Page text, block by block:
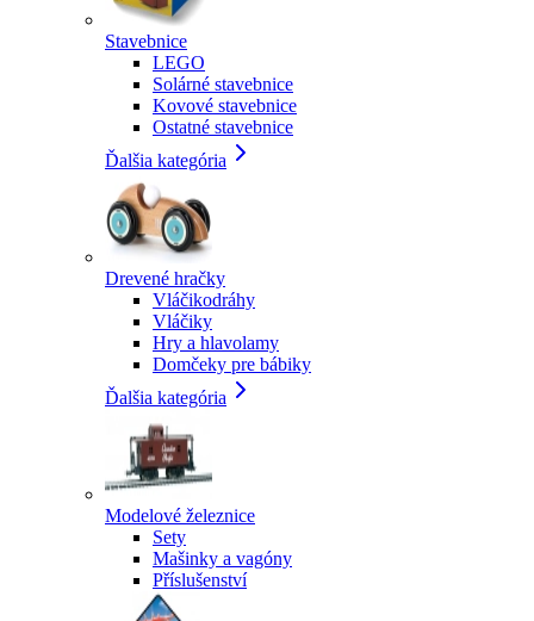
Stavebnice
LEGO
Solárné stavebnice
Kovové stavebnice
Ostatné stavebnice
Ďalšia kategória
Drevené hračky
Vláčikodráhy
Vláčiky
Hry a hlavolamy
Domčeky pre bábiky
Ďalšia kategória
Modelové železnice
Sety
Mašinky a vagóny
Příslušenství